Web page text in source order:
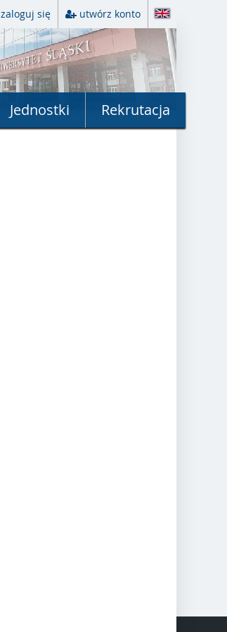
zaloguj się utwórz konto
Jednostki Rekrutacja